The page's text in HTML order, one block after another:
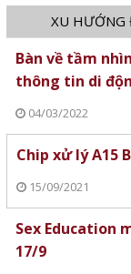
XU HƯỚNG
Bàn về tầm
thông tin di
04/03/2022
Chip xử lý A15
15/09/2021
Sex Education
17/9